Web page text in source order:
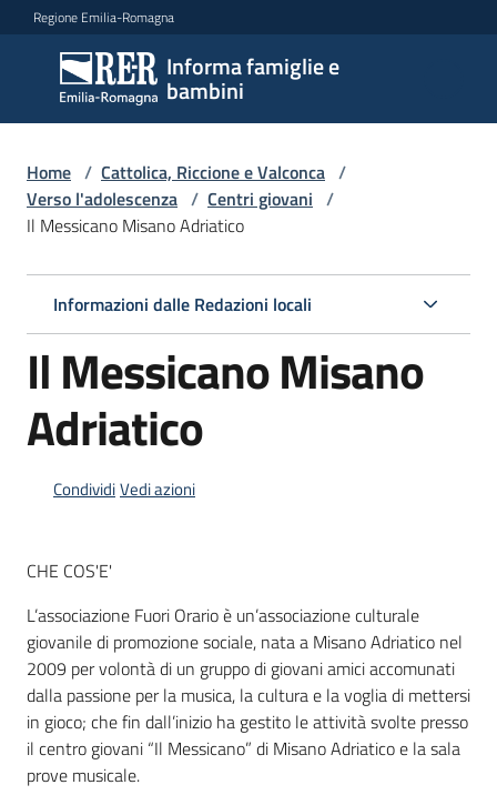
Vai al contenuto
Vai alla navigazione
Vai al footer
Regione Emilia-Romagna
Informa famiglie e
bambini
Informa
famiglie
e
bambini
Centri
per
famiglie
Informazioni
Newsletter
Home / Cattolica, Riccione e Valconca /
Verso l'adolescenza / Centri giovani /
Il Messicano Misano Adriatico
Informazioni dalle Redazioni locali
Il Messicano Misano
Adriatico
CondividiVedi azioni
CHE COS'E'
L’associazione Fuori Orario è un’associazione culturale
giovanile di promozione sociale, nata a Misano Adriatico nel
2009 per volontà di un gruppo di giovani amici accomunati
dalla passione per la musica, la cultura e la voglia di mettersi
in gioco; che fin dall’inizio ha gestito le attività svolte presso
il centro giovani “Il Messicano” di Misano Adriatico e la sala
prove musicale.